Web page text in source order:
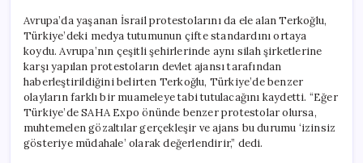
Avrupa’da yaşanan İsrail protestolarını da ele alan Terkoğlu,
Türkiye’deki medya tutumunun çifte standardını ortaya
koydu. Avrupa’nın çeşitli şehirlerinde aynı silah şirketlerine
karşı yapılan protestoların devlet ajansı tarafından
haberleştirildiğini belirten Terkoğlu, Türkiye’de benzer
olayların farklı bir muameleye tabi tutulacağını kaydetti. “Eğer
Türkiye’de SAHA Expo önünde benzer protestolar olursa,
muhtemelen gözaltılar gerçekleşir ve ajans bu durumu ‘izinsiz
gösteriye müdahale’ olarak değerlendirir,” dedi.